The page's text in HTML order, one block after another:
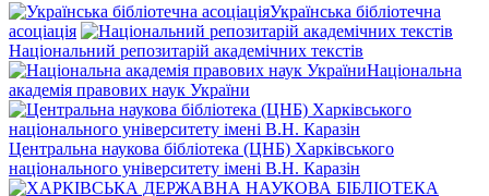
Українська бібліотечна
асоціація
Національний репозитарій академічних текстів
Національна
академія правових наук України
Центральна наукова бібліотека (ЦНБ) Харківського
національного університету імені В.Н. Каразін